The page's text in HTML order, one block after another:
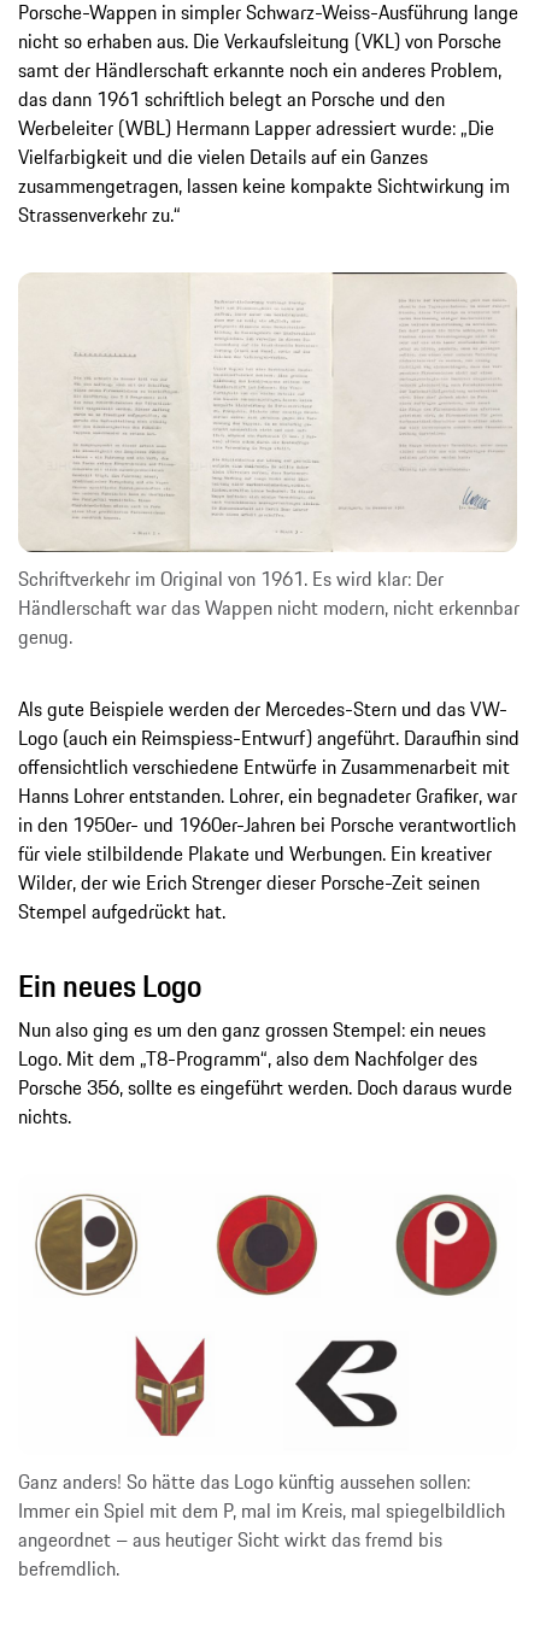
Porsche-Wappen in simpler Schwarz-Weiss-Ausführung lange
nicht so erhaben aus. Die Verkaufsleitung (VKL) von Porsche
samt der Händlerschaft erkannte noch ein anderes Problem,
das dann 1961 schriftlich belegt an Porsche und den
Werbeleiter (WBL) Hermann Lapper adressiert wurde: „Die
Vielfarbigkeit und die vielen Details auf ein Ganzes
zusammengetragen, lassen keine kompakte Sichtwirkung im
Strassenverkehr zu.“
Schriftverkehr im Original von 1961. Es wird klar: Der
Händlerschaft war das Wappen nicht modern, nicht erkennbar
genug.
Als gute Beispiele werden der Mercedes-Stern und das VW-
Logo (auch ein Reimspiess-Entwurf) angeführt. Daraufhin sind
offensichtlich verschiedene Entwürfe in Zusammenarbeit mit
Hanns Lohrer entstanden. Lohrer, ein begnadeter Grafiker, war
in den 1950er- und 1960er-Jahren bei Porsche verantwortlich
für viele stilbildende Plakate und Werbungen. Ein kreativer
Wilder, der wie Erich Strenger dieser Porsche-Zeit seinen
Stempel aufgedrückt hat.
Ein neues Logo
Nun also ging es um den ganz grossen Stempel: ein neues
Logo. Mit dem „T8-Programm“, also dem Nachfolger des
Porsche 356, sollte es eingeführt werden. Doch daraus wurde
nichts.
Ganz anders! So hätte das Logo künftig aussehen sollen:
Immer ein Spiel mit dem P, mal im Kreis, mal spiegelbildlich
angeordnet – aus heutiger Sicht wirkt das fremd bis
befremdlich.